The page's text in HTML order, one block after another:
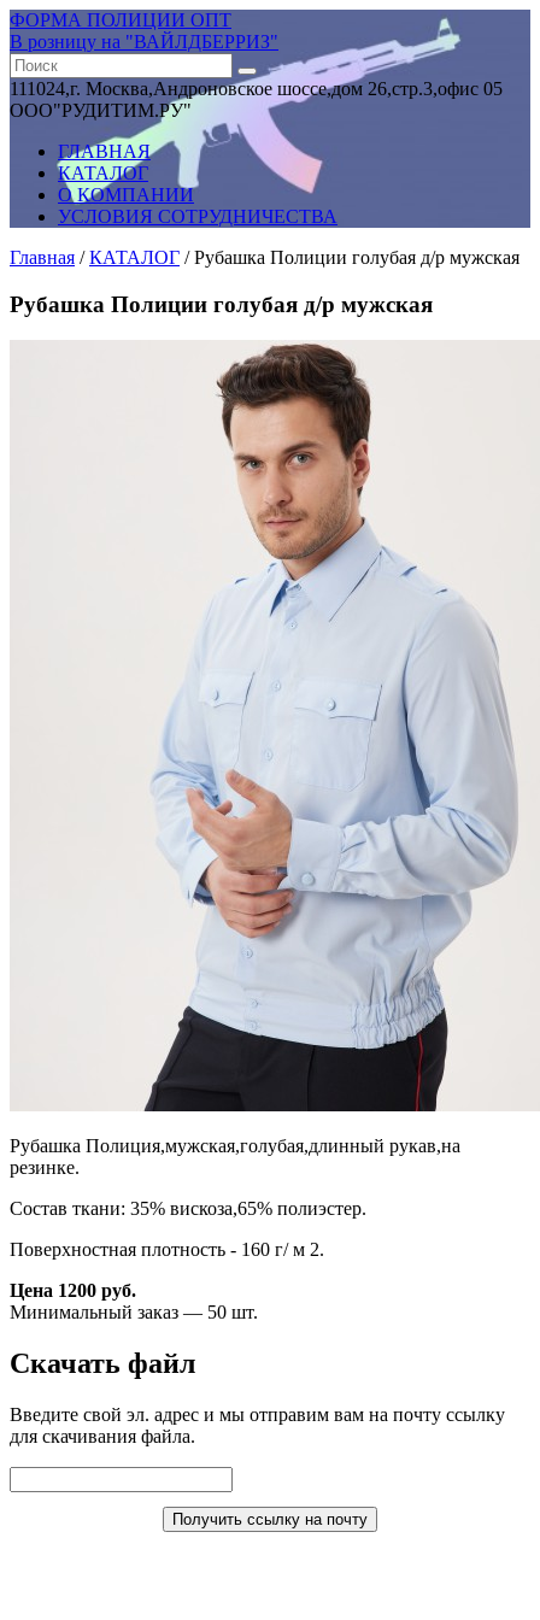
ФОРМА ПОЛИЦИИ ОПТ
В розницу на "ВАЙЛДБЕРРИЗ"
111024,г. Москва,Андроновское шоссе,дом 26,стр.3,офис 05
ООО"РУДИТИМ.РУ"
ГЛАВНАЯ
КАТАЛОГ
О КОМПАНИИ
УСЛОВИЯ СОТРУДНИЧЕСТВА
Главная /КАТАЛОГ / Рубашка Полиции голубая д/р мужская
Рубашка Полиции голубая д/р мужская
Рубашка Полиция,мужская,голубая,длинный рукав,на
резинке.
Состав ткани: 35% вискоза,65% полиэстер.
Поверхностная плотность - 160 г/ м 2.
Цена 1200 руб.
Минимальный заказ — 50 шт.
Скачать файл
Введите свой эл. адрес и мы отправим вам на почту ссылку
для скачивания файла.